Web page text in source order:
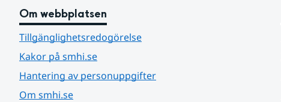
Om webbplatsen
Tillgänglighetsredogörelse
Kakor på smhi.se
Hantering av personuppgifter
Om smhi.se